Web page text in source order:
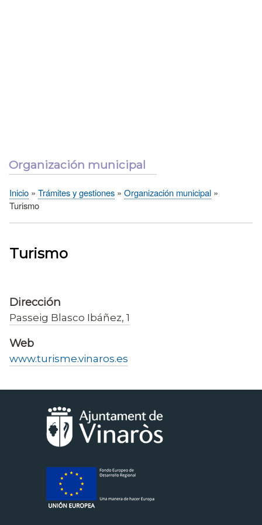
Organización municipal
Sobrescribir
ayuda
a
Inicio Trámites y gestiones
Organización municipal
Turismo
Turismo
Dirección
Passeig Blasco Ibáñez, 1
Web
www.turisme.vinaros.es